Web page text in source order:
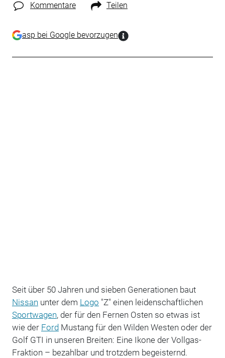
Kommentare Teilen
asp bei Google bevorzugen
Seit über 50 Jahren und sieben Generationen baut
Nissan unter dem Logo "Z" einen leidenschaftlichen
Sportwagen, der für den Fernen Osten so etwas ist
wie der FordMustang für den Wilden Westen oder der
Golf GTI in unseren Breiten: Eine Ikone der Vollgas-
Fraktion – bezahlbar und trotzdem begeisternd.